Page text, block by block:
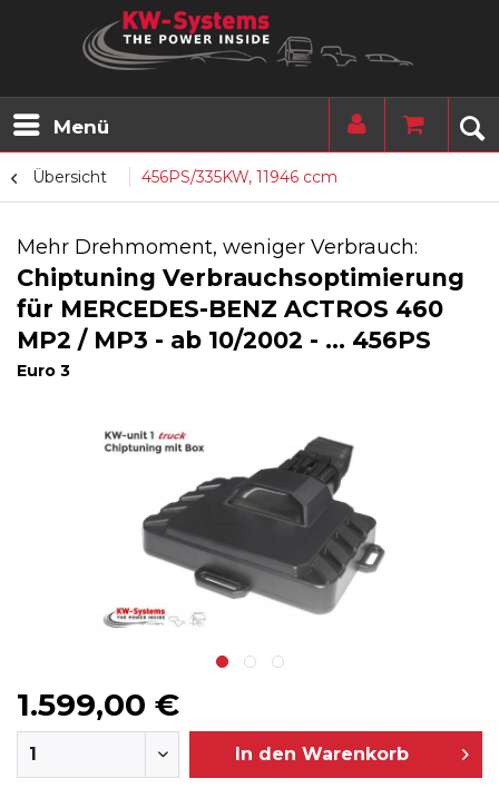
Menü
Übersicht 456PS/335KW, 11946 ccm
Mehr Drehmoment, weniger Verbrauch:
Chiptuning Verbrauchsoptimierung
für MERCEDES-BENZ ACTROS 460
MP2 / MP3 - ab 10/2002 - ... 456PS
Euro 3
1.599,00 €
In den Warenkorb